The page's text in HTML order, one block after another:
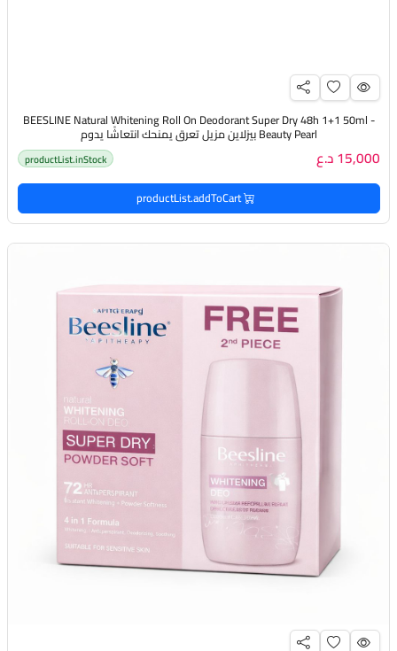
BEESLINE Natural Whitening Roll On Deodorant Super Dry 48h 1+1 50ml -
Beauty Pearl بيزلاين مزيل تعرق يمنحك انتعاشًا يدوم
15,000 د.ع productList.inStock
productList.addToCart